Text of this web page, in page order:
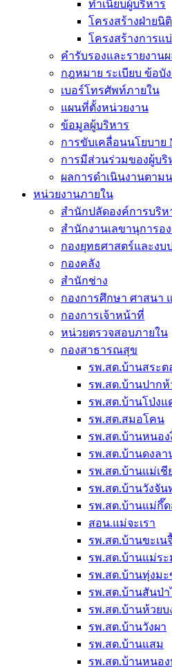
ทำเนียบผู้บริหาร
โครงสร้างฝ่าย
โครงสร้างการแ
คำรับรองและรายงาน
กฎหมาย ระเบียบ ข้อบั
เบอร์โทรศัพท์ภายใน
แผนที่ตั้งหน่วยงาน
ข้อมูลผู้บริหาร
การขับเคลื่อนนโยบาย
การมีส่วนร่วมของผู้บริ
ผลการดำเนินงานตาม
หน่วยงานภายใน
สำนักปลัดองค์การบริห
สำนักงานเลขานุการอ
กองยุทธศาสตร์และง
กองคลัง
สำนักช่าง
กองการศึกษา ศาสนา
กองการเจ้าหน้าที่
หน่วยตรวจสอบภายใน
กองสาธารณสุข
รพ.สต.บ้านสระต
รพ.สต.บ้านปากห้
รพ.สต.บ้านโป่งแ
รพ.สต.สมอโคน
รพ.สต.บ้านหนอง
รพ.สต.บ้านดงลา
รพ.สต.บ้านแม่เชี
รพ.สต.บ้านวังจัน
รพ.สต.บ้านแม่กึ๊
สอน.แม่จะเรา
รพ.สต.บ้านขะเน
รพ.สต.บ้านแม่ร
รพ.สต.บ้านทุ่งม
รพ.สต.บ้านสันป่า
รพ.สต.บ้านห้วยบ
รพ.สต.บ้านวังผา
รพ.สต.บ้านแสม
รพ.สต.บ้านหนอง